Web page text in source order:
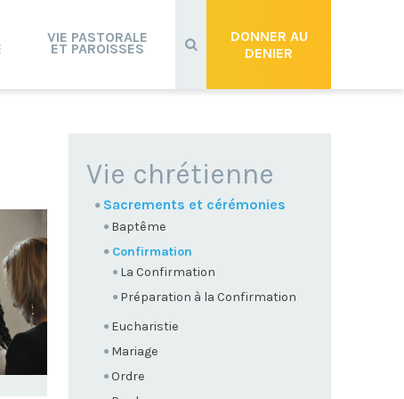
DONNER AU
DENIER
VIE PASTORALE
ET PAROISSES
NAVIGATION
Vie chrétienne
Sacrements et cérémonies
Baptême
Confirmation
La Confirmation
Préparation à la Confirmation
Eucharistie
Mariage
Ordre